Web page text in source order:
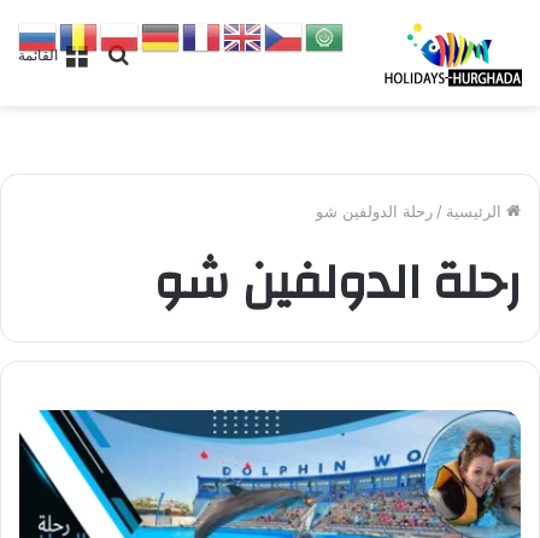
القائمة
بحث
الرئيسية / رحلة الدولفين شو
رحلة الدولفين شو